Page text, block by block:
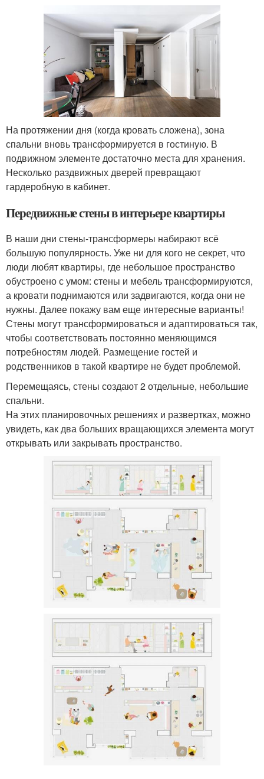
На протяжении дня (когда кровать сложена), зона
спальни вновь трансформируется в гостиную. В
подвижном элементе достаточно места для хранения.
Несколько раздвижных дверей превращают
гардеробную в кабинет.
Передвижные стены в интерьере квартиры
В наши дни стены-трансформеры набирают всё
большую популярность. Уже ни для кого не секрет, что
люди любят квартиры, где небольшое пространство
обустроено с умом: стены и мебель трансформируются,
а кровати поднимаются или задвигаются, когда они не
нужны. Далее покажу вам еще интересные варианты!
Стены могут трансформироваться и адаптироваться так,
чтобы соответствовать постоянно меняющимся
потребностям людей. Размещение гостей и
родственников в такой квартире не будет проблемой.
Перемещаясь, стены создают 2 отдельные, небольшие
спальни.
На этих планировочных решениях и развертках, можно
увидеть, как два больших вращающихся элемента могут
открывать или закрывать пространство.